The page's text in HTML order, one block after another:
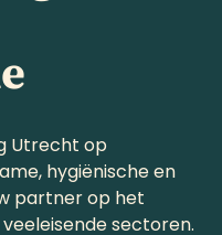
Utrecht op
hygiënische en
partner op het
sectoren.